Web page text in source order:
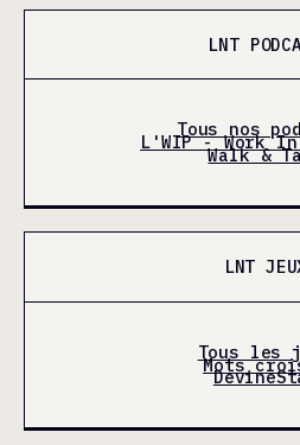
LNT
Tous nos
L'WIP - Work
Walk &
LNT
Tous les
Mots